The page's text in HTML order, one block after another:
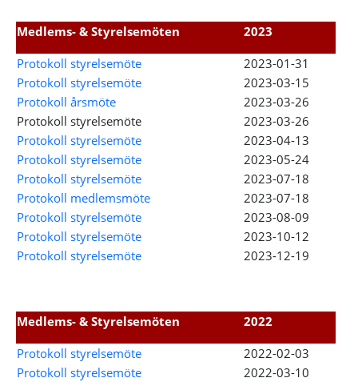
Medlems- & Styrelsemöten
2023
Protokoll styrelsemöte
2023-01-31
Protokoll styrelsemöte
2023-03-15
Protokoll årsmöte
2023-03-26
Protokoll styrelsemöte
2023-03-26
Protokoll styrelsemöte
2023-04-13
Protokoll styrelsemöte
2023-05-24
Protokoll styrelsemöte
2023-07-18
Protokoll medlemsmöte
2023-07-18
Protokoll styrelsemöte
2023-08-09
Protokoll styrelsemöte
2023-10-12
Protokoll styrelsemöte
2023-12-19
Medlems- & Styrelsemöten
2022
Protokoll styrelsemöte
2022-02-03
Protokoll styrelsemöte
2022-03-10